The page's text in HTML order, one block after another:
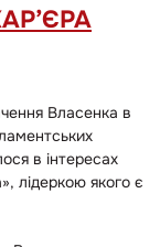
Власенка в
в інтересах
лідеркою якого є